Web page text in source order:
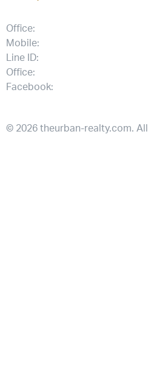
Office:
Mobile:
Line ID:
Office:
Facebook:
© 2026 theurban-realty.com.